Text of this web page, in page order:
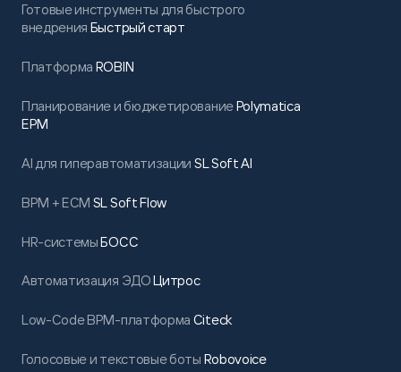
Готовые инструменты для быстрого
внедрения Быстрый старт
Платформа ROBIN
Планирование и бюджетированиеPolymatica
EPM
AI для гиперавтоматизации SL Soft AI
BPM + ECM SL Soft Flow
HR-системыБОСС
Автоматизация ЭДОЦитрос
Low-Code BPM-платформа Citeck
Голосовые и текстовые боты Robovoice